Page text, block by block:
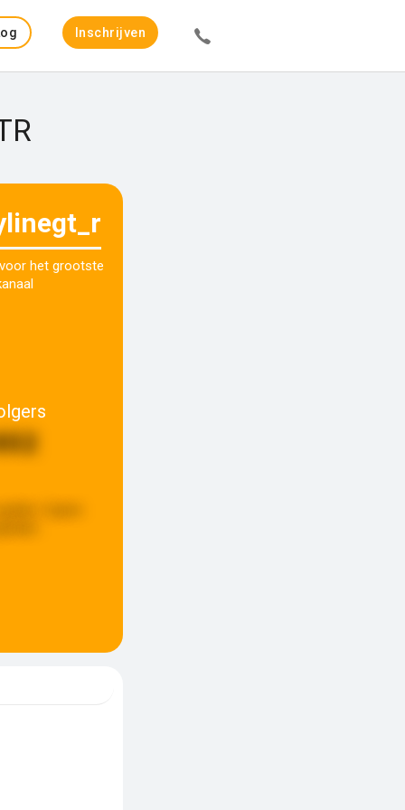
Inschrijven
het grootste